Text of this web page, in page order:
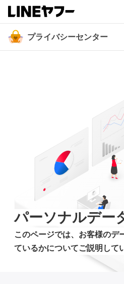
パーソナルデー
このページでは、お客様のデ
ているかについてご説明して
プライバシーセンター